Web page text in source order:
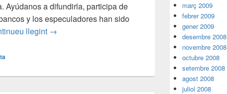
Ayúdanos a difundirla, participa de
y los especuladores han sido
llegint Acción el 30 de mayo Acció el 30 de maig
→
març 2009
febrer 2009
gener 2009
desembre 2008
novembre 2008
octubre 2008
setembre 2008
agost 2008
juliol 2008